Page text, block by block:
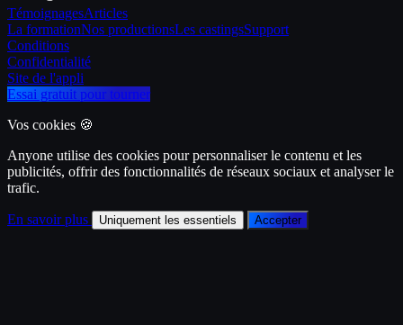
TémoignagesArticles
La formationNos productionsLes castingsSupport
Conditions
Confidentialité
Site de l'appli
Essai gratuit pour tourner
Vos cookies 🍪
Anyone utilise des cookies pour personnaliser le contenu et les
publicités, offrir des fonctionnalités de réseaux sociaux et analyser le
trafic.
En savoir plus Uniquement les essentiels Accepter